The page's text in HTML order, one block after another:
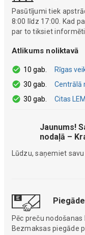
Pasūtījumi tiek
8:00 līdz 17:00. Kad
par to tiksiet informēti
Atlikums noliktavā
10 gab.
Rīgas
30 gab.
Centrālā
30 gab.
Citas
Jaunums!
nodaļā –
Lūdzu, saņemiet
Pēc preču
Bezmaksas piegāde